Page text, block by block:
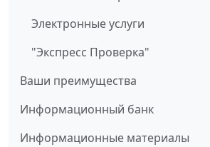
Электронные услуги
"Экспресс Проверка"
Ваши преимущества
Информационный банк
Информационные материалы